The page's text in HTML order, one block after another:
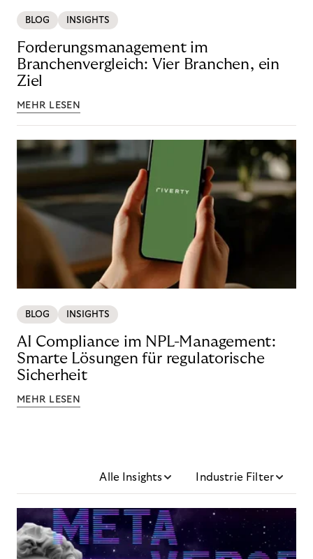
BLOG INSIGHTS
Forderungsmanagement im
Branchenvergleich: Vier Branchen, ein
Ziel
MEHR LESEN
BLOG INSIGHTS
AI Compliance im NPL-Management:
Smarte Lösungen für regulatorische
Sicherheit
MEHR LESEN
Alle Insights Industrie Filter